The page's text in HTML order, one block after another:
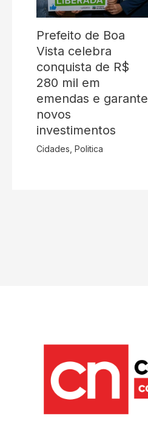
Prefeito de Boa
Vista celebra
conquista de R$
280 mil em
emendas e garante
novos
investimentos
Cidades Politica